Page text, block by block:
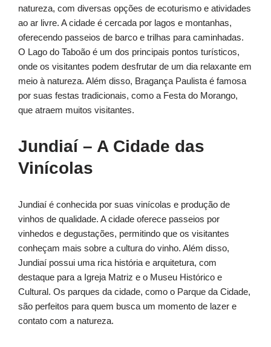
natureza, com diversas opções de ecoturismo e atividades
ao ar livre. A cidade é cercada por lagos e montanhas,
oferecendo passeios de barco e trilhas para caminhadas.
O Lago do Taboão é um dos principais pontos turísticos,
onde os visitantes podem desfrutar de um dia relaxante em
meio à natureza. Além disso, Bragança Paulista é famosa
por suas festas tradicionais, como a Festa do Morango,
que atraem muitos visitantes.
Jundiaí – A Cidade das
Vinícolas
Jundiaí é conhecida por suas vinícolas e produção de
vinhos de qualidade. A cidade oferece passeios por
vinhedos e degustações, permitindo que os visitantes
conheçam mais sobre a cultura do vinho. Além disso,
Jundiaí possui uma rica história e arquitetura, com
destaque para a Igreja Matriz e o Museu Histórico e
Cultural. Os parques da cidade, como o Parque da Cidade,
são perfeitos para quem busca um momento de lazer e
contato com a natureza.